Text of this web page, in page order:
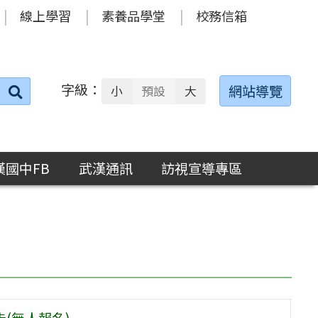
線上學習 素養品學堂 校務信箱
搜
字級： 小 預設 大 網站導覽
國中FB 武漢通訊 訪視宣導專區